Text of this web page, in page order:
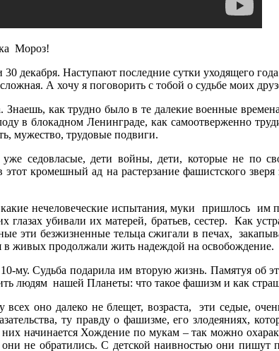
Мороз!
декабря. Наступают последние сутки уходящего
А хочу я поговорить с тобой о судьбе моих
Знаешь, как трудно было в те далекие военные
в блокадном Ленинграде, как самоотверженно
мужество, трудовые подвиги.
седовласые, дети войны, дети, которые не по
кромешный ад на растерзание фашистского
нечеловеческие испытания, муки пришлось им
убивали их матерей, братьев, сестер. Как
эти безжизненные тельца сжигали в печах,
живых продолжали жить надеждой на освобождение.
му. Судьба подарила им вторую жизнь. Памятуя об
людям нашей Планеты: что такое фашизм и как
всех оно далеко не блещет, возраста, эти седые,
ту правду о фашизме, его злодеяниях,
них начинается Хождение по мукам – так можно
не обратились. С детской наивностью они